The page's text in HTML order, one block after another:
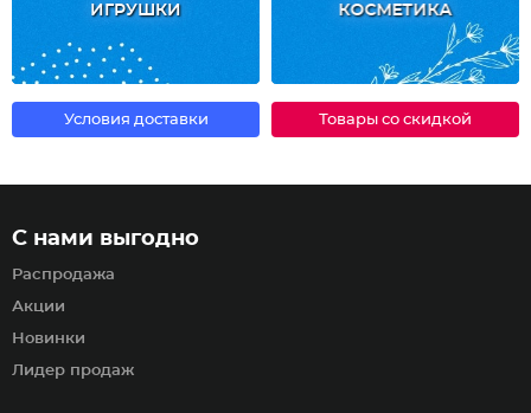
ИГРУШКИ КОСМЕТИКА
Условия доставки Товары со скидкой
С нами выгодно
Распродажа
Акции
Новинки
Лидер продаж